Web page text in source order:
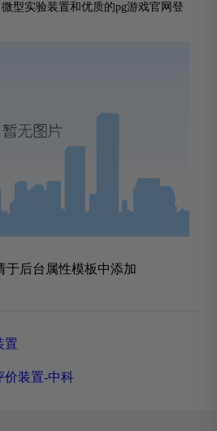
型实验装置和优质的pg游戏官网登
于后台属性模板中添加
置
价装置-中科